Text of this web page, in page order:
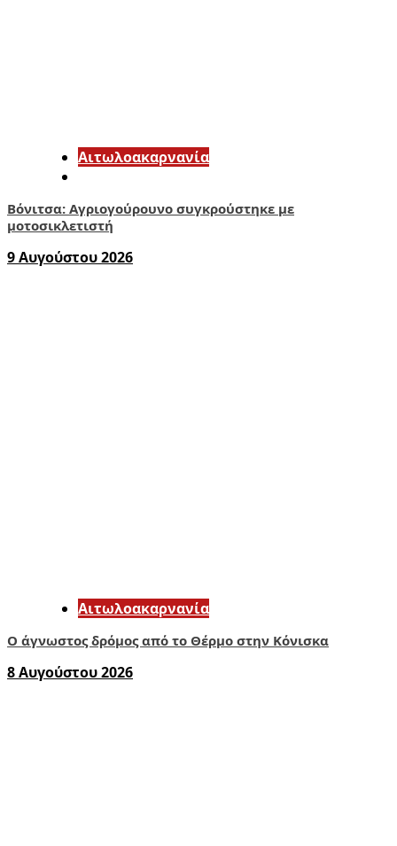
Αιτωλοακαρνανία
Βόνιτσα: Αγριογούρουνο συγκρούστηκε με
μοτοσικλετιστή
9 Αυγούστου 2026
Αιτωλοακαρνανία
Ο άγνωστος δρόμος από το Θέρμο στην Κόνισκα
8 Αυγούστου 2026